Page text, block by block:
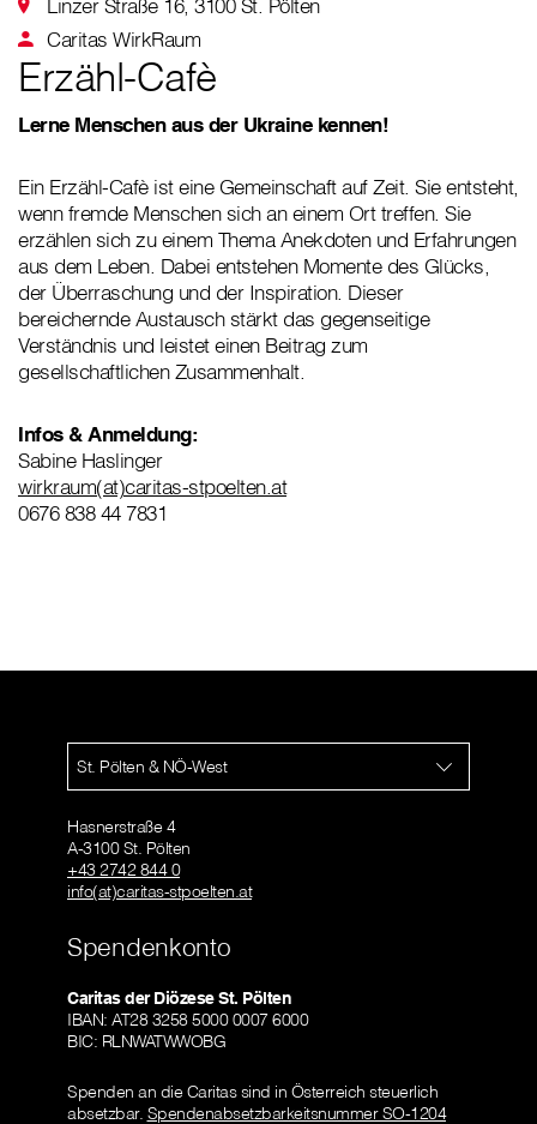
Linzer Straße 16, 3100 St. Pölten
Caritas WirkRaum
Erzähl-Cafè
Lerne Menschen aus der Ukraine kennen!
Ein Erzähl-Cafè ist eine Gemeinschaft auf Zeit. Sie entsteht,
wenn fremde Menschen sich an einem Ort treffen. Sie
erzählen sich zu einem Thema Anekdoten und Erfahrungen
aus dem Leben. Dabei entstehen Momente des Glücks,
der Überraschung und der Inspiration. Dieser
bereichernde Austausch stärkt das gegenseitige
Verständnis und leistet einen Beitrag zum
gesellschaftlichen Zusammenhalt.
Infos & Anmeldung:
Sabine Haslinger
wirkraum(at)caritas-stpoelten.at
0676 838 44 7831
St. Pölten & NÖ-West
Hasnerstraße 4
A-3100 St. Pölten
+43 2742 844 0
info(at)caritas-stpoelten.at
Spendenkonto
Caritas der Diözese St. Pölten
IBAN: AT28 3258 5000 0007 6000
BIC: RLNWATWWOBG
Spenden an die Caritas sind in Österreich steuerlich
absetzbar. Spendenabsetzbarkeitsnummer SO-1204